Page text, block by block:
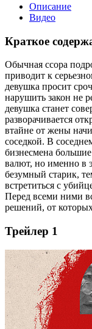
Описание
Видео
Краткое
Обычная ссора
приводит к
девушка просит
нарушить закон не
девушка станет
разворачивается
втайне от жены
соседкой. В
бизнесмена
валют, но именно в
безумный старик,
встретиться с
Перед всеми ними
решений, от
Трейлер 1